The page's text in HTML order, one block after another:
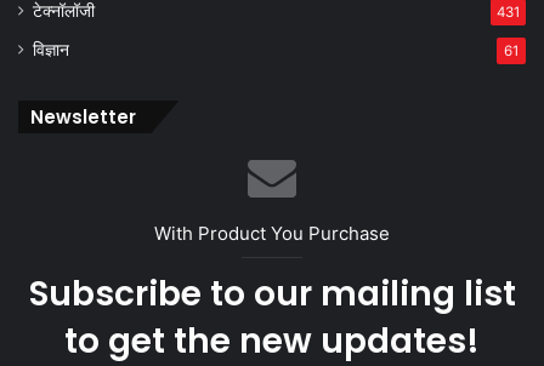
टेक्नॉलॉजी 431
विज्ञान 61
Newsletter
With Product You Purchase
Subscribe to our mailing list
to get the new updates!